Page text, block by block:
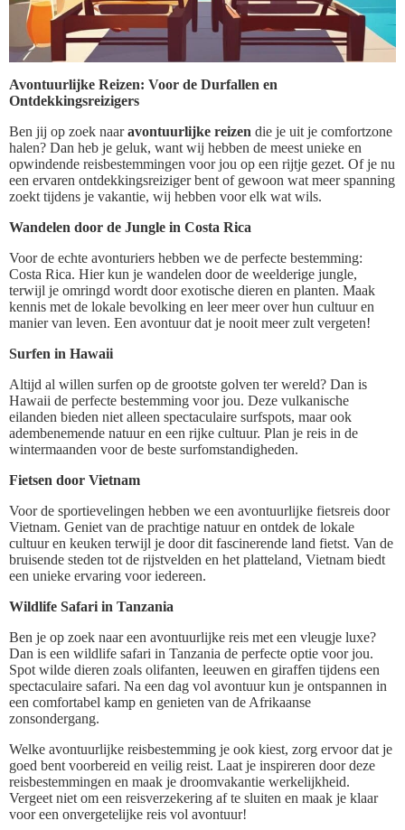
Avontuurlijke Reizen: Voor de Durfallen en
Ontdekkingsreizigers
Ben jij op zoek naaravontuurlijke reizen die je uit je comfortzone
halen? Dan heb je geluk, want wij hebben de meest unieke en
opwindende reisbestemmingen voor jou op een rijtje gezet. Of je nu
een ervaren ontdekkingsreiziger bent of gewoon wat meer spanning
zoekt tijdens je vakantie, wij hebben voor elk wat wils.
Wandelen door de Jungle in Costa Rica
Voor de echte avonturiers hebben we de perfecte bestemming:
Costa Rica. Hier kun je wandelen door de weelderige jungle,
terwijl je omringd wordt door exotische dieren en planten. Maak
kennis met de lokale bevolking en leer meer over hun cultuur en
manier van leven. Een avontuur dat je nooit meer zult vergeten!
Surfen in Hawaii
Altijd al willen surfen op de grootste golven ter wereld? Dan is
Hawaii de perfecte bestemming voor jou. Deze vulkanische
eilanden bieden niet alleen spectaculaire surfspots, maar ook
adembenemende natuur en een rijke cultuur. Plan je reis in de
wintermaanden voor de beste surfomstandigheden.
Fietsen door Vietnam
Voor de sportievelingen hebben we een avontuurlijke fietsreis door
Vietnam. Geniet van de prachtige natuur en ontdek de lokale
cultuur en keuken terwijl je door dit fascinerende land fietst. Van de
bruisende steden tot de rijstvelden en het platteland, Vietnam biedt
een unieke ervaring voor iedereen.
Wildlife Safari in Tanzania
Ben je op zoek naar een avontuurlijke reis met een vleugje luxe?
Dan is een wildlife safari in Tanzania de perfecte optie voor jou.
Spot wilde dieren zoals olifanten, leeuwen en giraffen tijdens een
spectaculaire safari. Na een dag vol avontuur kun je ontspannen in
een comfortabel kamp en genieten van de Afrikaanse
zonsondergang.
Welke avontuurlijke reisbestemming je ook kiest, zorg ervoor dat je
goed bent voorbereid en veilig reist. Laat je inspireren door deze
reisbestemmingen en maak je droomvakantie werkelijkheid.
Vergeet niet om een reisverzekering af te sluiten en maak je klaar
voor een onvergetelijke reis vol avontuur!